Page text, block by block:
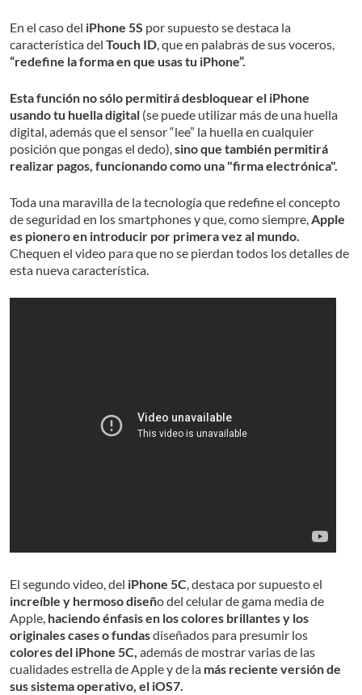
En el caso del iPhone 5S por supuesto se destaca la
característica del Touch ID, que en palabras de sus voceros,
“redefine la forma en que usas tu iPhone”.
Esta función no sólo permitirá desbloquear el iPhone
usando tu huella digital (se puede utilizar más de una huella
digital, además que el sensor “lee” la huella en cualquier
posición que pongas el dedo),sino que también permitirá
realizar pagos, funcionando como una "firma electrónica".
Toda una maravilla de la tecnología que redefine el concepto
de seguridad en los smartphones y que, como siempre,Apple
es pionero en introducir por primera vez al mundo.
Chequen el video para que no se pierdan todos los detalles de
esta nueva característica.
El segundo video, del iPhone 5C, destaca por supuesto el
increíble y hermoso diseño del celular de gama media de
Apple, haciendo énfasis en los colores brillantes y los
originales cases o fundasdiseñados para presumir los
colores del iPhone 5C, además de mostrar varias de las
cualidades estrella de Apple y de la más reciente versión de
sus sistema operativo, el iOS7.